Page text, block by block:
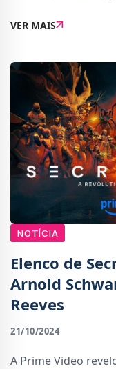
que vais poder
VER MAIS
NOTÍCIA
Elenco de
Arnold
Reeves
21/10/2024
A Prime Video